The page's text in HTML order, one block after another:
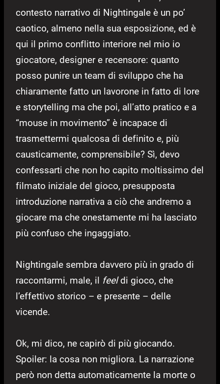
contesto narrativo di Nightingale è un po’
caotico, almeno nella sua esposizione, ed è
qui il primo conflitto interiore nel mio io
giocatore, designer e recensore: quanto
posso punire un team di sviluppo che ha
chiaramente fatto un lavorone in fatto di lore
e storytelling ma che poi, all’atto pratico e a
“mouse in movimento” è incapace di
trasmettermi qualcosa di definito e, più
causticamente, comprensibile? Sì, devo
confessarti che non ho capito moltissimo del
filmato iniziale del gioco, presupposta
introduzione narrativa a ciò che andremo a
giocare ma che onestamente mi ha lasciato
più confuso che ingaggiato.
Nightingale sembra davvero più in grado di
raccontarmi, male, il feeldi gioco, che
l’effettivo storico – e presente – delle
vicende.
Ok, mi dico, ne capirò di più giocando.
Spoiler: la cosa non migliora. La narrazione
però non detta automaticamente la morte o